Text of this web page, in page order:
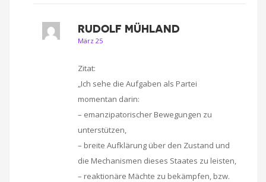
RUDOLF MÜHLAND
März 25
Zitat:
„Ich sehe die Aufgaben als Partei
momentan darin:
– emanzipatorischer Bewegungen zu
unterstützen,
– breite Aufklärung über den Zustand und
die Mechanismen dieses Staates zu leisten,
– reaktionäre Mächte zu bekämpfen, bzw.